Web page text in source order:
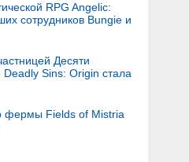
RPG Angelic:
сотрудников Bungie и
Десяти
Sins: Origin стала
фермы Fields of Mistria